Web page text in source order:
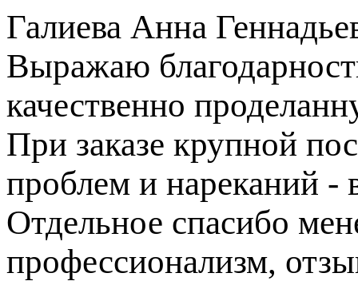
Галиева Анна
Выражаю
качественно
При заказе крупной
проблем и нареканий -
Отдельное спасибо
профессионализм,